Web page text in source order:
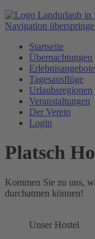
Navigation
Startseite
Übernachtungen
Erlebnisangebote
Tagesausflüge
Urlaubsregionen
Veranstaltungen
Der Verein
Login
Platsch
Kommen Sie zu uns,
durchatmen können!
Unser Hostel